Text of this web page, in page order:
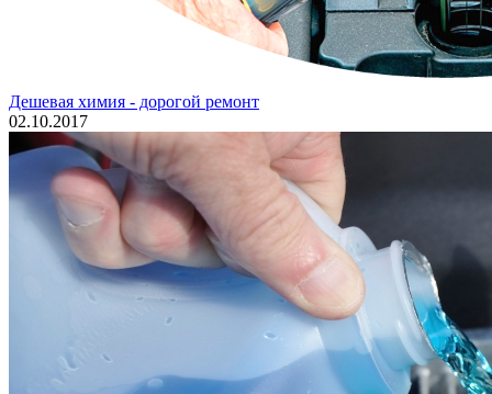
Дешевая химия - дорогой ремонт
02.10.2017